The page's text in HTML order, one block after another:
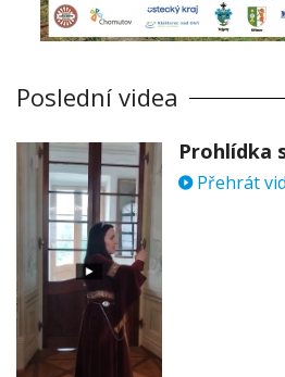
Poslední videa
Přehrát